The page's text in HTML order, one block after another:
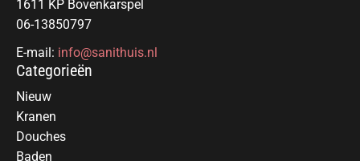
1611 KP Bovenkarspel
06-13850797
E-mail: info@sanithuis.nl
Categorieën
Nieuw
Kranen
Douches
Baden